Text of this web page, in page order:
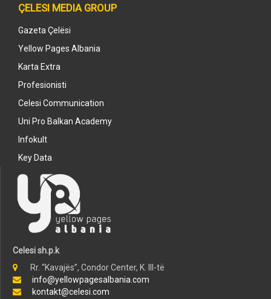
ÇELESI MEDIA GROUP
Gazeta Çelësi
Yellow Pages Albania
Karta Extra
Profesionisti
Celesi Communication
Uni Pro Balkan Academy
Infokult
Key Data
Celesi sh.p.k
Rr. “Kavajës”, Condor Center, K. III-të
info@yellowpagesalbania.com
kontakt@celesi.com